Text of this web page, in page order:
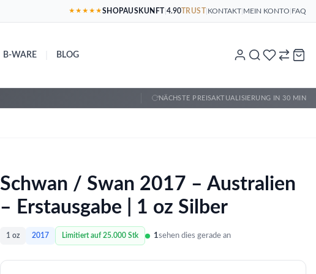
★★★★★ SHOPAUSKUNFT 4.90TRUST KONTAKT MEIN KONTO FAQ
B-WARE BLOG
NÄCHSTE PREISAKTUALISIERUNG IN 30 MIN
Schwan / Swan 2017 – Australien
– Erstausgabe | 1 oz Silber
1 oz 2017 Limitiert auf 25.000 Stk 1sehen dies gerade an